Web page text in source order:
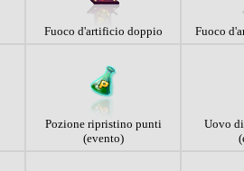
Fuoco d'artificio doppio Fuoco
Pozione ripristino punti
(evento)
Uovo